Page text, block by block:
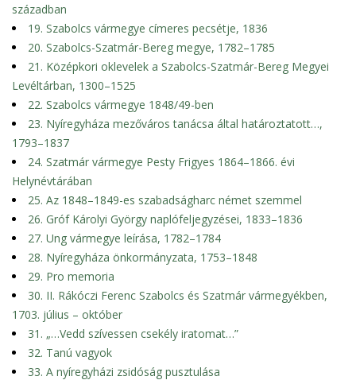
században
19. Szabolcs vármegye címeres pecsétje, 1836
20. Szabolcs-Szatmár-Bereg megye, 1782–1785
21. Középkori oklevelek a Szabolcs-Szatmár-Bereg Megyei
Levéltárban, 1300–1525
22. Szabolcs vármegye 1848/49-ben
23. Nyíregyháza mezőváros tanácsa által határoztatott…,
1793–1837
24. Szatmár vármegye Pesty Frigyes 1864–1866. évi
Helynévtárában
25. Az 1848–1849-es szabadságharc német szemmel
26. Gróf Károlyi György naplófeljegyzései, 1833–1836
27. Ung vármegye leírása, 1782–1784
28. Nyíregyháza önkormányzata, 1753–1848
29. Pro memoria
30. II. Rákóczi Ferenc Szabolcs és Szatmár vármegyékben,
1703. július – október
31. „…Vedd szívessen csekély iratomat…”
32. Tanú vagyok
33. A nyíregyházi zsidóság pusztulása